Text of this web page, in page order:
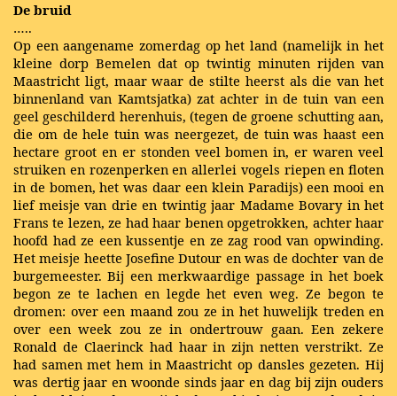
De bruid
…..
Op een aangename zomerdag op het land (namelijk in het
kleine dorp Bemelen dat op twintig minuten rijden van
Maastricht ligt, maar waar de stilte heerst als die van het
binnenland van Kamtsjatka) zat achter in de tuin van een
geel geschilderd herenhuis, (tegen de groene schutting aan,
die om de hele tuin was neergezet, de tuin was haast een
hectare groot en er stonden veel bomen in, er waren veel
struiken en rozenperken en allerlei vogels riepen en floten
in de bomen, het was daar een klein Paradijs) een mooi en
lief meisje van drie en twintig jaar Madame Bovary in het
Frans te lezen, ze had haar benen opgetrokken, achter haar
hoofd had ze een kussentje en ze zag rood van opwinding.
Het meisje heette Josefine Dutour en was de dochter van de
burgemeester. Bij een merkwaardige passage in het boek
begon ze te lachen en legde het even weg. Ze begon te
dromen: over een maand zou ze in het huwelijk treden en
over een week zou ze in ondertrouw gaan. Een zekere
Ronald de Claerinck had haar in zijn netten verstrikt. Ze
had samen met hem in Maastricht op dansles gezeten. Hij
was dertig jaar en woonde sinds jaar en dag bij zijn ouders